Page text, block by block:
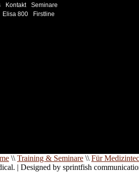
Kontakt
Seminare
Elisa 800
Firstline
\\ Training & Seminare \\ Für
| Designed by sprintfish